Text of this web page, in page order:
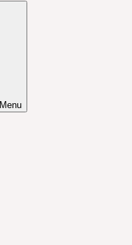
Menu